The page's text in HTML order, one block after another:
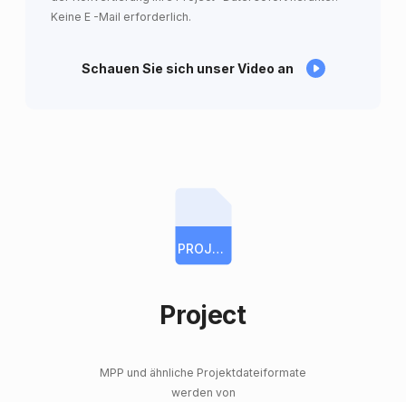
Keine E -Mail erforderlich.
Schauen Sie sich unser Video an
PROJECT
Project
MPP und ähnliche Projektdateiformate
werden von